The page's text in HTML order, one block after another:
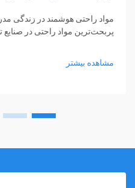
مواد راحتی هوشمند در زندگی
پربحث‌ترین مواد راحتی در
مشاهده بیشتر